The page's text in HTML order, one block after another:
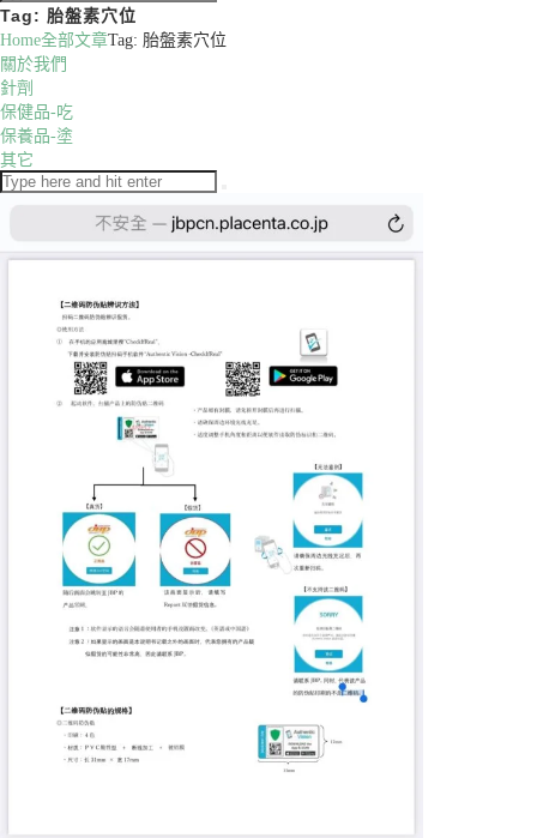
Tag: 胎盤素穴位
Home全部文章Tag: 胎盤素穴位
關於我們
針劑
保健品-吃
保養品-塗
其它